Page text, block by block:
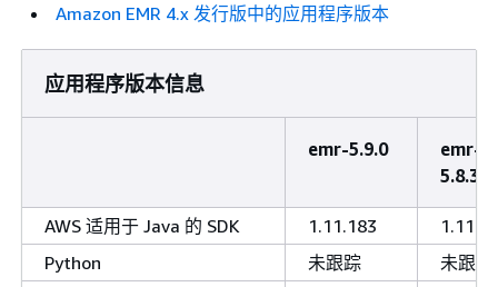
Amazon EMR 4.x 发行版中的应用程序版本
应用程序版本信息
emr-5.9.0
emr-
5.8.3
AWS 适用于 Java 的 SDK 1.11.183
Python
未跟踪
未跟踪